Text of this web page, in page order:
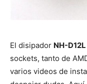
El disipador NH-D12L
sockets, tanto de
varios videos de